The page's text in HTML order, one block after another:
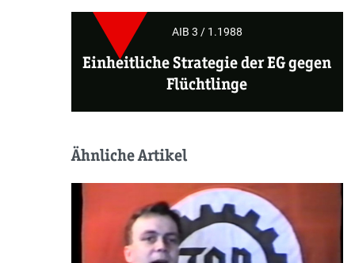
AIB 3 / 1.1988
Einheitliche Strategie der EG gegen
Flüchtlinge
Ähnliche Artikel